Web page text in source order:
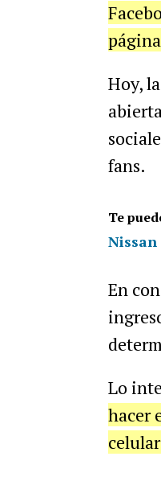
Hoy,
fans.
Te
En
Lo
hacer